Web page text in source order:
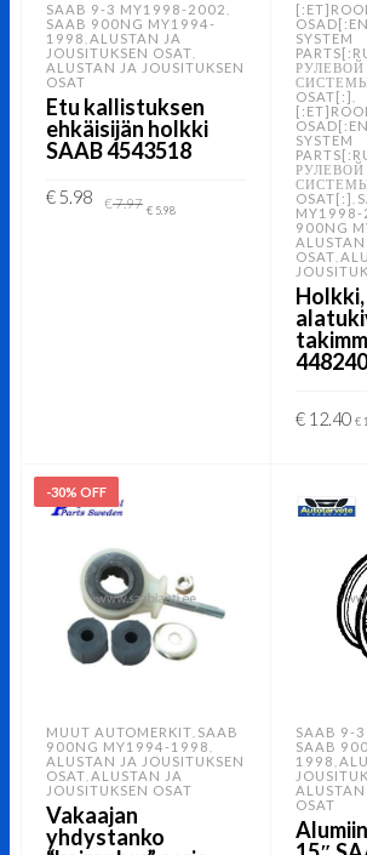
SAAB 9-3 MY1998-2002
SAAB 900NG MY1994-
1998 ALUSTAN JA
JOUSITUKSEN OSAT
ALUSTAN JA JOUSITUKSEN
OSAT
Etu kallistuksen
ehkäisijän holkki
SAAB 4543518
€7.97 hinta
€5.98
hinta
€5.98
SYSTEM
РУЛЕВОЙ
OSAT[:]
SYSTEM
РУЛЕВОЙ
OSAT[:]
MY1998-
900NG
OSAT
€ 12.40 €
-30% OFF
MUUT AUTOMERKIT SAAB
900NG MY1994-1998
ALUSTAN JA JOUSITUKSEN
OSAT ALUSTAN JA
JOUSITUKSEN OSAT
Vakaajan
yhdystanko
SAAB 9-
SAAB
1998
OSAT